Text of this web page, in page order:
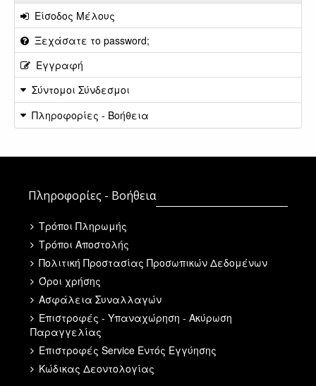
Είσοδος Μέλους
Ξεχάσατε το password;
Εγγραφή
Σύντομοι Σύνδεσμοι
Πληροφορίες - Βοήθεια
Πληροφορίες - Βοήθεια
Τρόποι Πληρωμής
Τρόποι Αποστολής
Πολιτική Προστασίας Προσωπικών Δεδομένων
Όροι χρήσης
Ασφάλεια Συναλλαγών
Επιστροφές - Υπαναχώρηση - Ακύρωση
Παραγγελίας
Επιστροφές Service Εντός Εγγύησης
Κώδικας Δεοντολογίας